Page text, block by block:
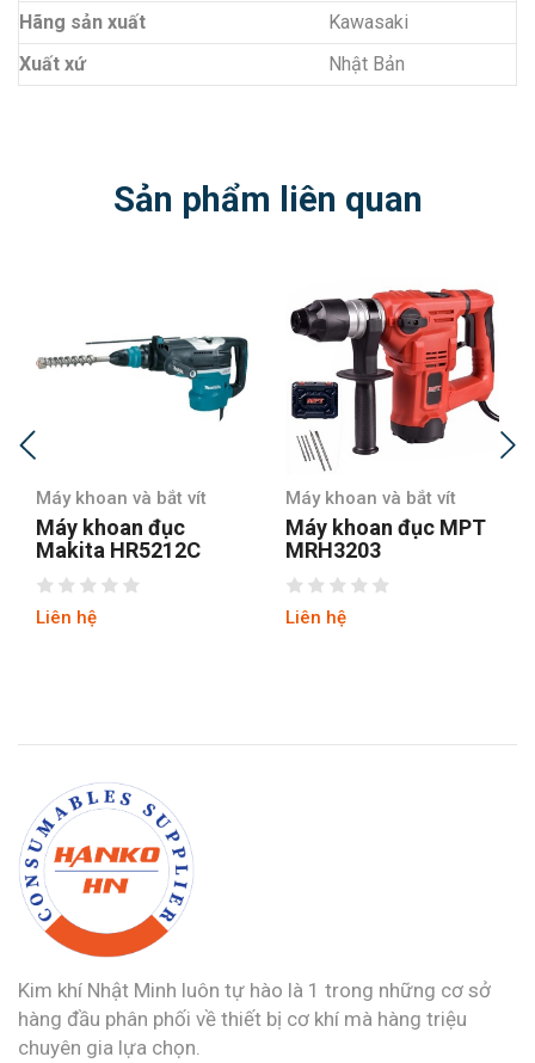
Hãng sản xuất
Kawasaki
Xuất xứ
Nhật Bản
Sản phẩm liên quan
Máy khoan và bắt vít
Máy khoan đục
Makita HR5212C
Liên hệ
Máy khoan và bắt vít
Máy khoan đục MPT
MRH3203
Liên hệ
Kim khí Nhật Minh luôn tự hào là 1 trong những cơ sở
hàng đầu phân phối về thiết bị cơ khí mà hàng triệu
chuyên gia lựa chọn.